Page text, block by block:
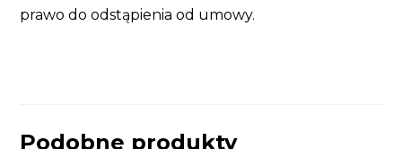
prawo do odstąpienia od umowy.
Podobne produkty